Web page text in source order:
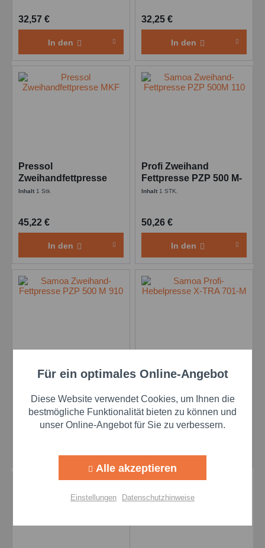
32,57 €
In den
32,25 €
In den
Pressol
Zweihandfettpresse
MKF - 500 g
Inhalt 1 Stk
45,22 €
In den
Profi Zweihand
Fettpresse PZP 500 M-
110 mit 300 mm
Inhalt 1 STK.
50,26 €
In den
Profi Zweihand
Fettpresse PZP 500 M-
910 - 300 mm
Panzerschlauch
Inhalt1 STK.
48,02 €
Profi-Hebelpresse X-
TRA 701/M - 300 mm
Sicherheits-
Gummipanzerschlauch
110/M
Inhalt3 STK. (43,77 € * / 1 STK.)
131,31 €
Funktionale Aktiv
Marketing Aktiv
Personalisierung Aktiv
Für ein optimales Online-Angebot
Diese Website verwendet Cookies, um Ihnen die
bestmögliche Funktionalität bieten zu können und
unser Online-Angebot für Sie zu verbessern.
Alle akzeptieren
Einstellungen Datenschutzhinweise